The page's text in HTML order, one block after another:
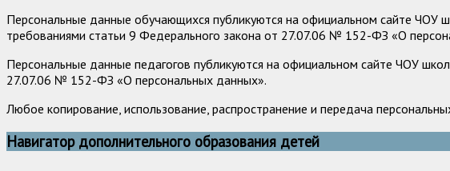
Персональные данные обучающихся публикуются на официальном сайте ЧОУ
требованиями статьи 9 Федерального закона от 27.07.06 № 152-ФЗ «О
Персональные данные педагогов публикуются на официальном сайте ЧОУ
27.07.06 № 152-ФЗ «О персональных данных».
Любое копирование, использование, распространение и передача
Навигатор дополнительного образования детей